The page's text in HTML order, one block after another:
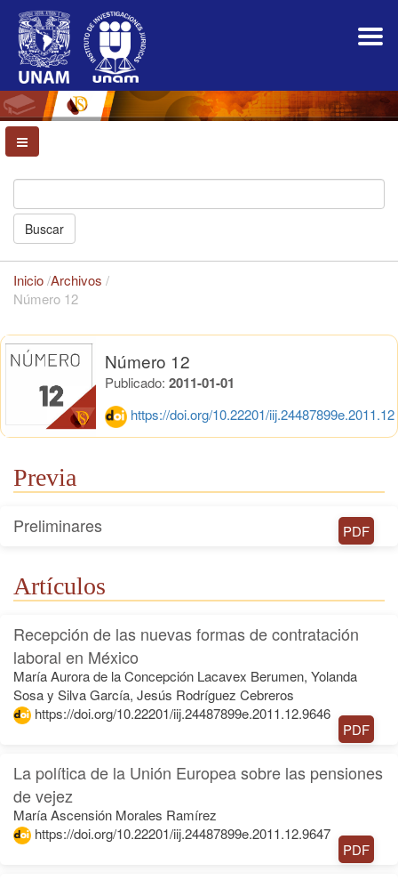
Navegación
principal
Contenido
principal
Barra
lateral
Buscar
Inicio/Archivos /
Número 12
Número 12
Publicado: 2011-01-01
https://doi.org/10.22201/iij.24487899e.2011.12
Previa
Preliminares PDF
Artículos
Recepción de las nuevas formas de contratación
laboral en México
María Aurora de la Concepción Lacavex Berumen, Yolanda
Sosa y Silva García, Jesús Rodríguez Cebreros
https://doi.org/10.22201/iij.24487899e.2011.12.9646
PDF
La política de la Unión Europea sobre las pensiones
de vejez
María Ascensión Morales Ramírez
https://doi.org/10.22201/iij.24487899e.2011.12.9647
PDF